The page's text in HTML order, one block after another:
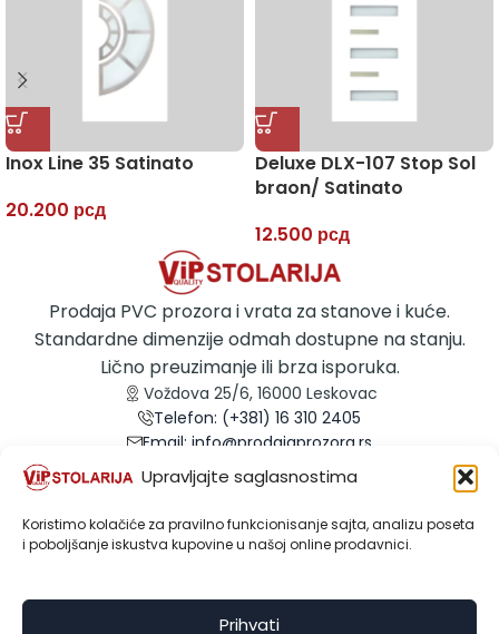
Upravljajte saglasnostima
Koristimo kolačiće za pravilno funkcionisanje sajta, analizu poseta
i poboljšanje iskustva kupovine u našoj online prodavnici.
Prihvati
Inox Line 35 Satinato
20.200 рсд
Deluxe DLX-107 Stop Sol
braon/ Satinato
12.500 рсд
Prodaja PVC prozora i vrata za stanove i kuće.
Standardne dimenzije odmah dostupne na stanju.
Lično preuzimanje ili brza isporuka.
Voždova 25/6, 16000 Leskovac
Telefon: (+381) 16 310 2405
Email: info@prodajaprozora.rs
Email: prodaja@prodajaprozora.rs
USEFUL LINKS
KATEGORIJE